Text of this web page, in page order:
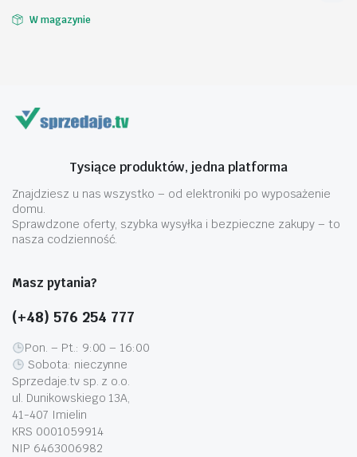
W magazynie
Tysiące produktów, jedna platforma
Znajdziesz u nas wszystko – od elektroniki po wyposażenie
domu.
Sprawdzone oferty, szybka wysyłka i bezpieczne zakupy – to
nasza codzienność.
Masz pytania?
(+48) 576 254 777
Pon. – Pt.: 9:00 – 16:00
Sobota: nieczynne
Sprzedaje.tv sp. z o.o.
ul. Dunikowskiego 13A,
41-407 Imielin
KRS 0001059914
NIP 6463006982